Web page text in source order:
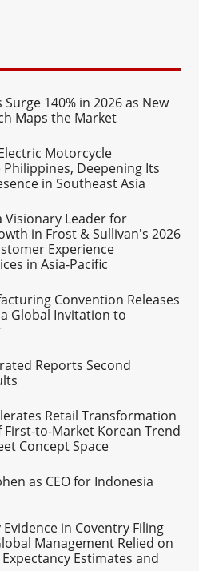
140% in 2026 as New
Maps the Market
Motorcycle
Deepening Its
in Southeast Asia
Visionary Leader for
in Frost & Sullivan's 2026
Experience
in Asia-Pacific
Convention Releases
Global Invitation to
Reports Second
Retail Transformation
to-Market Korean Trend
Concept Space
as CEO for Indonesia
in Coventry Filing
Management Relied on
Estimates and